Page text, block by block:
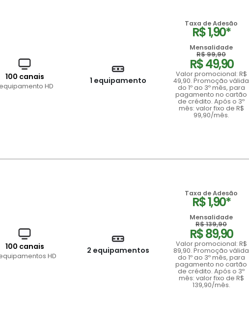
100 canais
equipamento HD
1 equipamento
Taxa de Adesão
R$ 1,90*
Mensalidade
R$ 99,90
R$ 49,90
Valor promocional: R$
49,90. Promoção válida
do 1º ao 3º mês, para
pagamento no cartão
de crédito. Após o 3º
mês: valor fixo de R$
99,90/mês.
100 canais
HD
2 equipamentos
Taxa de Adesão
R$ 1,90*
Mensalidade
R$ 139,90
R$ 89,90
Valor promocional: R$
89,90. Promoção válida
do 1º ao 3º mês, para
pagamento no cartão
de crédito. Após o 3º
mês: valor fixo de R$
139,90/mês.